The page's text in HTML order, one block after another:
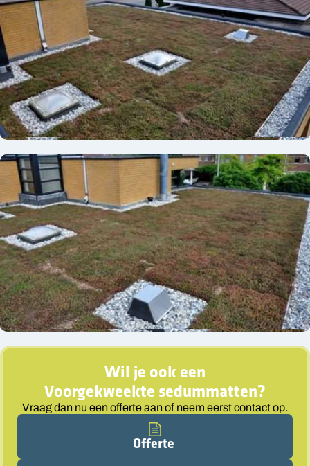
Wil je ook een
Voorgekweekte sedummatten?
Vraag dan nu een offerte aan of neem eerst contact op.
Offerte